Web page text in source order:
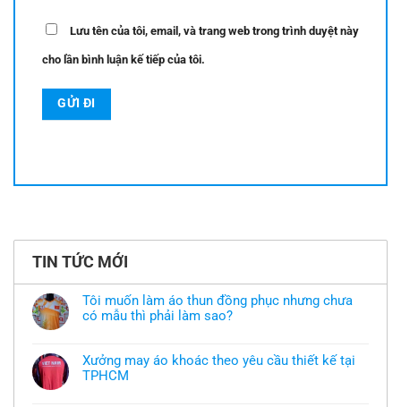
Lưu tên của tôi, email, và trang web trong trình duyệt này
cho lần bình luận kế tiếp của tôi.
TIN TỨC MỚI
Tôi muốn làm áo thun đồng phục nhưng chưa
có mẫu thì phải làm sao?
bình
luận
ở
Xưởng may áo khoác theo yêu cầu thiết kế tại
TPHCM